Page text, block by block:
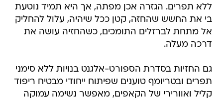
ללא תפרים. הגזרה אכן מפתה, אך היא תמיד נוטעת
בי את החשש שהחזה, קטן ככל שיהיה, עלול להחליק
אל מתחת לברזלים התומכים, כשהחזיה עושה את
דרכה מעלה.
גם החזיות בסדרת הספורט-אלגנט בנויות ללא סימני
תפרים ובטריומף טוענים שפיתוח ייחודי מבטיח ריפוד
קליל ואוורירי של הקאפים, מאפשר נשימה עמוקה